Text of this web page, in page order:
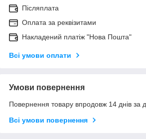
Післяплата
Оплата за реквізитами
Накладений платіж "Нова Пошта"
Всі умови оплати
Умови повернення
Повернення товару впродовж 14 днів за
Всі умови повернення